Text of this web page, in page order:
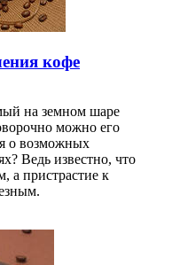
кофе
на земном шаре
можно его
о возможных
Ведь известно, что
а пристрастие к